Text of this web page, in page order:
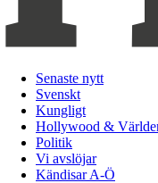
Senaste nytt
Svenskt
Kungligt
Hollywood &
Politik
Vi avslöjar
Kändisar A-Ö